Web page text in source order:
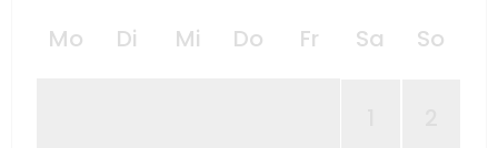
Mo Di Mi Do Fr Sa So